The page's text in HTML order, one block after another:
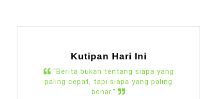
Kutipan Hari Ini
“Berita bukan tentang siapa yang
paling cepat, tapi siapa yang paling
benar.”